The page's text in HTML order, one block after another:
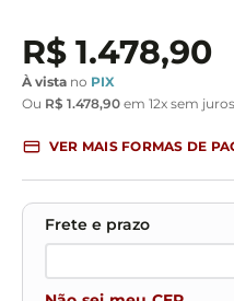
R$ 1.478,90
À vista no PIX
Ou R$ 1.478,90 em 12x sem
VER MAIS FORMAS DE